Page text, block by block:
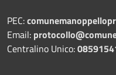
PEC:
Email:
Centralino Unico: